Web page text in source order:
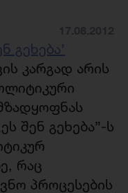
გეხება’
კარგად არის
შენ გეხება”-ს
რაც
პროცესების